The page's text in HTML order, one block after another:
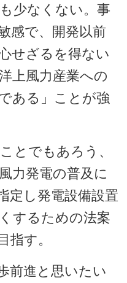
少なくない。事
感で、開発以前
せざるを得ない
上風力産業への
ある」ことが強
とでもあろう、
力発電の普及に
定し発電設備設置
するための法案
指す。
前進と思いたい